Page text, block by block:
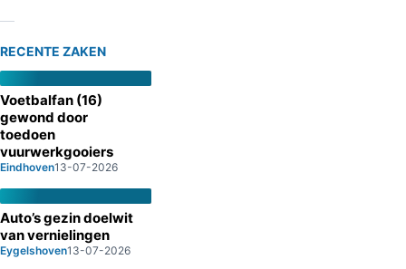
RECENTE ZAKEN
Voetbalfan (16)
gewond door
toedoen
vuurwerkgooiers
Eindhoven13-07-2026
Auto’s gezin doelwit
van vernielingen
Eygelshoven13-07-2026